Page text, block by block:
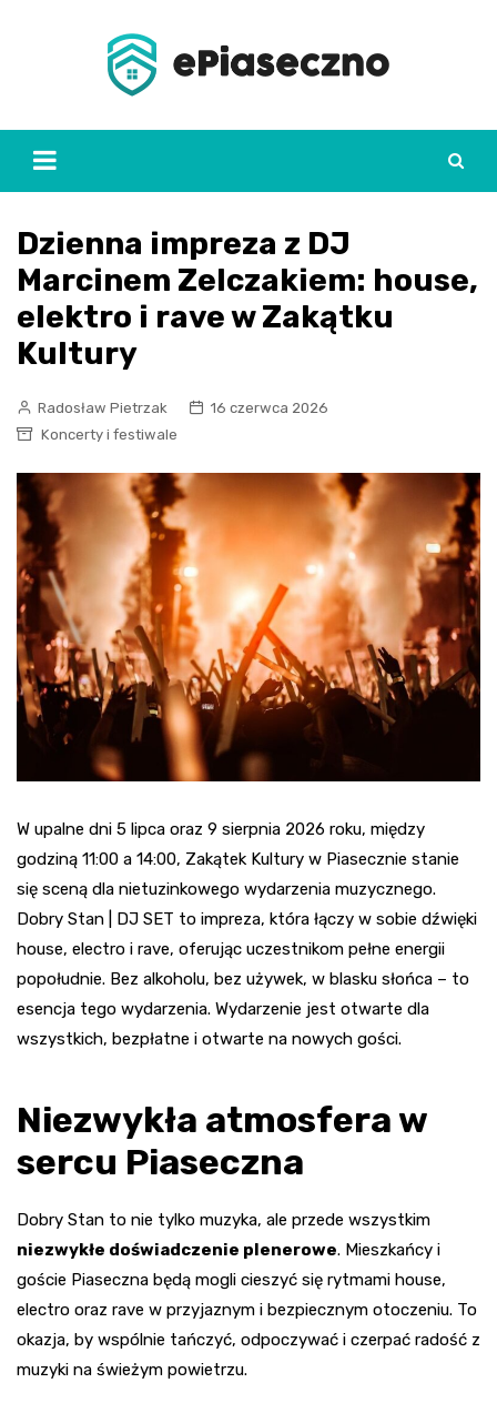
Dzienna impreza z DJ
Marcinem Zelczakiem: house,
elektro i rave w Zakątku
Kultury
Radosław Pietrzak
16 czerwca 2026
Koncerty i festiwale
W upalne dni 5 lipca oraz 9 sierpnia 2026 roku, między
godziną 11:00 a 14:00, Zakątek Kultury w Piasecznie stanie
się sceną dla nietuzinkowego wydarzenia muzycznego.
Dobry Stan | DJ SET to impreza, która łączy w sobie dźwięki
house, electro i rave, oferując uczestnikom pełne energii
popołudnie. Bez alkoholu, bez używek, w blasku słońca – to
esencja tego wydarzenia. Wydarzenie jest otwarte dla
wszystkich, bezpłatne i otwarte na nowych gości.
Niezwykła atmosfera w
sercu Piaseczna
Dobry Stan to nie tylko muzyka, ale przede wszystkim
niezwykłe doświadczenie plenerowe. Mieszkańcy i
goście Piaseczna będą mogli cieszyć się rytmami house,
electro oraz rave w przyjaznym i bezpiecznym otoczeniu. To
okazja, by wspólnie tańczyć, odpoczywać i czerpać radość z
muzyki na świeżym powietrzu.